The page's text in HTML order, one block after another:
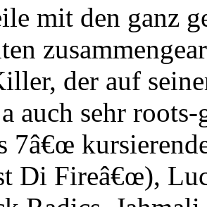
mit den ganz
der auf
auch sehr
7â€œ
Di Fireâ€œ),